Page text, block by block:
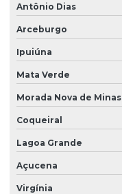
Antônio Dias
Arceburgo
Ipuiúna
Mata Verde
Morada Nova de Minas
Coqueiral
Lagoa Grande
Açucena
Virgínia